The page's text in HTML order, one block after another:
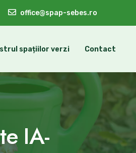
office@spap-sebes.ro
spațiilor verzi Contact
IA-